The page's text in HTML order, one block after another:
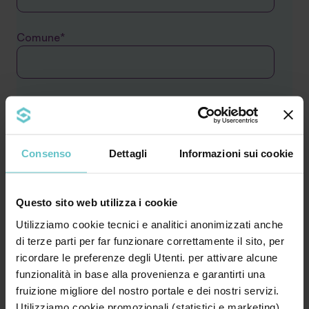
Consenso Dettagli Informazioni sui cookie
Questo sito web utilizza i cookie
Utilizziamo cookie tecnici e analitici anonimizzati anche
di terze parti per far funzionare correttamente il sito, per
ricordare le preferenze degli Utenti. per attivare alcune
funzionalità in base alla provenienza e garantirti una
fruizione migliore del nostro portale e dei nostri servizi.
Utilizziamo cookie promozionali (statistici e marketing)
Comune*
Telefono*
Il tuo messaggio